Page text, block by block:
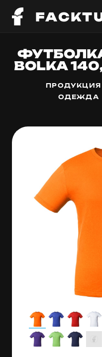
BOLKA
ПРОДУКЦИЯ
ОДЕЖДА